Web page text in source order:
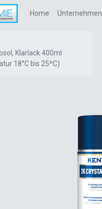
Home Unternehmen
Klarlack 400ml
18°C bis 25ºC)